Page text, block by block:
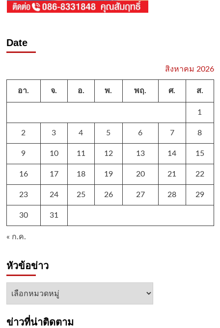
Date
สิงหาคม 2026
อา. จ. อ. พ. พฤ. ศ. ส.
1
2 3 4 5 6 7 8
9 10 11 12 13 14 15
16 17 18 19 20 21 22
23 24 25 26 27 28 29
30 31
« ก.ค.
หัวข้อข่าว
หัวข้อ
ข่าวที่น่าติดตาม